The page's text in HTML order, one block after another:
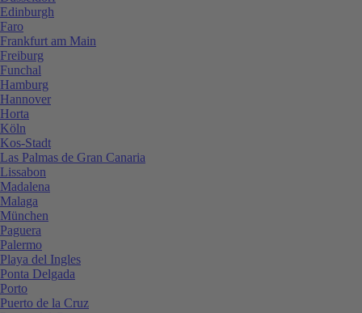
Edinburgh
Faro
Frankfurt am Main
Freiburg
Funchal
Hamburg
Hannover
Horta
Köln
Kos-Stadt
Las Palmas de Gran Canaria
Lissabon
Madalena
Malaga
München
Paguera
Palermo
Playa del Ingles
Ponta Delgada
Porto
Puerto de la Cruz